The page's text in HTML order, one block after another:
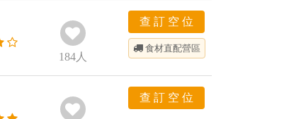
184人
查 訂 空 位
食材直配營區
查 訂 空 位